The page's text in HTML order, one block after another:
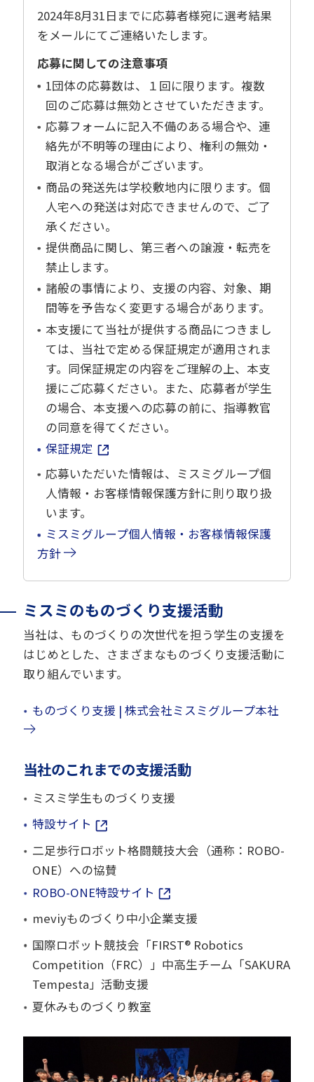
2024年8月31日までに応募者様宛に選考結果
をメールにてご連絡いたします。
応募に関しての注意事項
1団体の応募数は、１回に限ります。複数
回のご応募は無効とさせていただきます。
応募フォームに記入不備のある場合や、連
絡先が不明等の理由により、権利の無効・
取消となる場合がございます。
商品の発送先は学校敷地内に限ります。個
人宅への発送は対応できませんので、ご了
承ください。
提供商品に関し、第三者への譲渡・転売を
禁止します。
諸般の事情により、支援の内容、対象、期
間等を予告なく変更する場合があります。
本支援にて当社が提供する商品につきまし
ては、当社で定める保証規定が適用されま
す。同保証規定の内容をご理解の上、本支
援にご応募ください。また、応募者が学生
の場合、本支援への応募の前に、指導教官
の同意を得てください。
保証規定
応募いただいた情報は、ミスミグループ個
人情報・お客様情報保護方針に則り取り扱
います。
ミスミグループ個人情報・お客様情報保護
方針
ミスミのものづくり支援活動
当社は、ものづくりの次世代を担う学生の支援を
はじめとした、さまざまなものづくり支援活動に
取り組んでいます。
ものづくり支援 | 株式会社ミスミグループ本社
当社のこれまでの支援活動
ミスミ学生ものづくり支援
特設サイト
二足歩行ロボット格闘競技大会（通称：ROBO-
ONE）への協賛
ROBO-ONE特設サイト
meviyものづくり中小企業支援
国際ロボット競技会「FIRST® Robotics
Competition（FRC）」中高生チーム「SAKURA
Tempesta」活動支援
夏休みものづくり教室